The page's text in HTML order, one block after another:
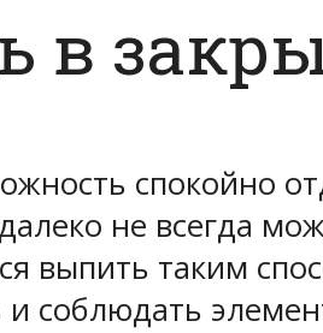
в
спокойно
не всегда
выпить таким
соблюдать